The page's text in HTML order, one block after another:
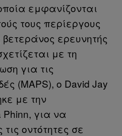
εμφανίζονται
τους περίεργους
ερευνητής
με τη
για τις
(MAPS), ο David Jay
με την
Phinn, για να
οντότητες σε